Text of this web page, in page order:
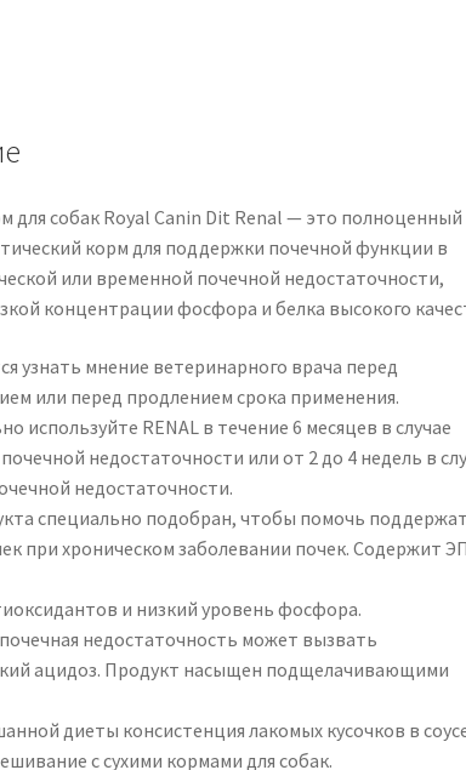
для собак Royal Canin Dit Renal — это полноценный
корм для поддержки почечной функции в
или временной почечной недостаточности,
концентрации фосфора и белка высокого
узнать мнение ветеринарного врача перед
или перед продлением срока применения.
используйте RENAL в течение 6 месяцев в случае
недостаточности или от 2 до 4 недель в
недостаточности.
специально подобран, чтобы помочь
при хроническом заболевании почек. Содержит
и низкий уровень фосфора.
недостаточность может вызвать
ацидоз. Продукт насыщен подщелачивающими
диеты консистенция лакомых кусочков в
с сухими кормами для собак.